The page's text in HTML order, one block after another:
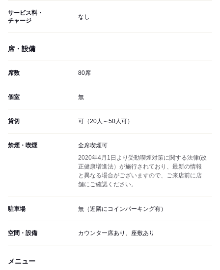
サービス料・
チャージ
なし
席・設備
席数 80席
個室 無
貸切 可（20人～50人可）
禁煙・喫煙
全席喫煙可
2020年4月1日より受動喫煙対策に関する法律(改
正健康増進法）が施行されており、最新の情報
と異なる場合がございますので、ご来店前に店
舗にご確認ください。
駐車場 無（近隣にコインパーキング有）
空間・設備 カウンター席あり、座敷あり
メニュー